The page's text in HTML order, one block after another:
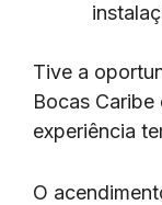
Tive a
Bocas Caribe
experiência
O